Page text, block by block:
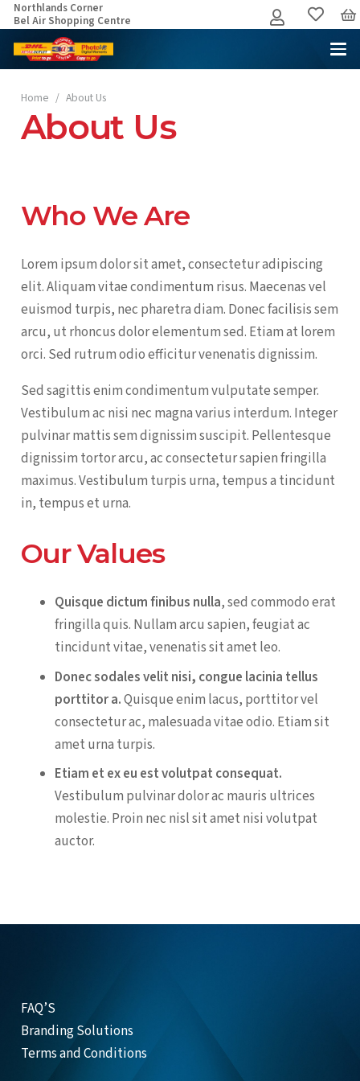
Northlands Corner
Bel Air Shopping Centre
Home / About Us
About Us
Who We Are
Lorem ipsum dolor sit amet, consectetur adipiscing
elit. Aliquam vitae condimentum risus. Maecenas vel
euismod turpis, nec pharetra diam. Donec facilisis sem
arcu, ut rhoncus dolor elementum sed. Etiam at lorem
orci. Sed rutrum odio efficitur venenatis dignissim.
Sed sagittis enim condimentum vulputate semper.
Vestibulum ac nisi nec magna varius interdum. Integer
pulvinar mattis sem dignissim suscipit. Pellentesque
dignissim tortor arcu, ac consectetur sapien fringilla
maximus. Vestibulum turpis urna, tempus a tincidunt
in, tempus et urna.
Our Values
Quisque dictum finibus nulla, sed commodo erat
fringilla quis. Nullam arcu sapien, feugiat ac
tincidunt vitae, venenatis sit amet leo.
Donec sodales velit nisi, congue lacinia tellus
porttitor a.Quisque enim lacus, porttitor vel
consectetur ac, malesuada vitae odio. Etiam sit
amet urna turpis.
Etiam et ex eu est volutpat consequat.
Vestibulum pulvinar dolor ac mauris ultrices
molestie. Proin nec nisl sit amet nisi volutpat
auctor.
FAQ’S
Branding Solutions
Terms and Conditions